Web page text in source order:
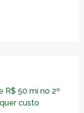
R$ 50 mi no 2º
custo